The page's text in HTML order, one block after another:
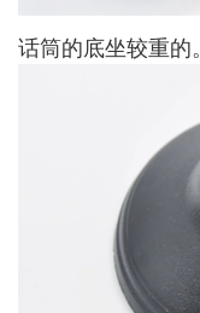
话筒的底坐较重的。